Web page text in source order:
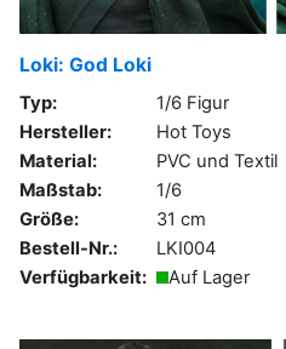
Loki: God Loki
Typ:
1/6 Figur
Hersteller:
Hot Toys
Material:
PVC und Textil
Maßstab:
1/6
Größe:
31 cm
Bestell-Nr.:
LKI004
Verfügbarkeit:
Auf Lager